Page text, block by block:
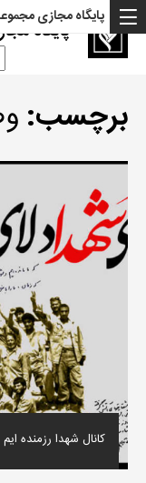
پایگاه
پایگاه مجازی
برچسب:
کانال شهدا رزمنده ایم